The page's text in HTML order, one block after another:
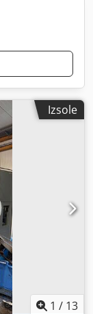
Izsole
1 / 13